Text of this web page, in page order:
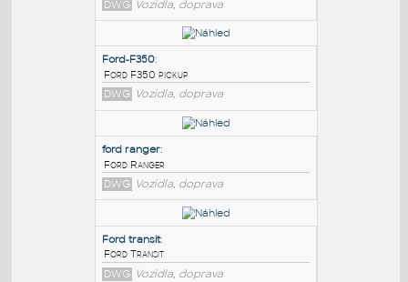
Ford logo
DWG Vozidla, doprava
Ford-F350:
Ford F350 pickup
DWG Vozidla, doprava